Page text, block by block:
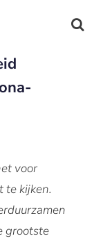
voor
te kijken.
grootste